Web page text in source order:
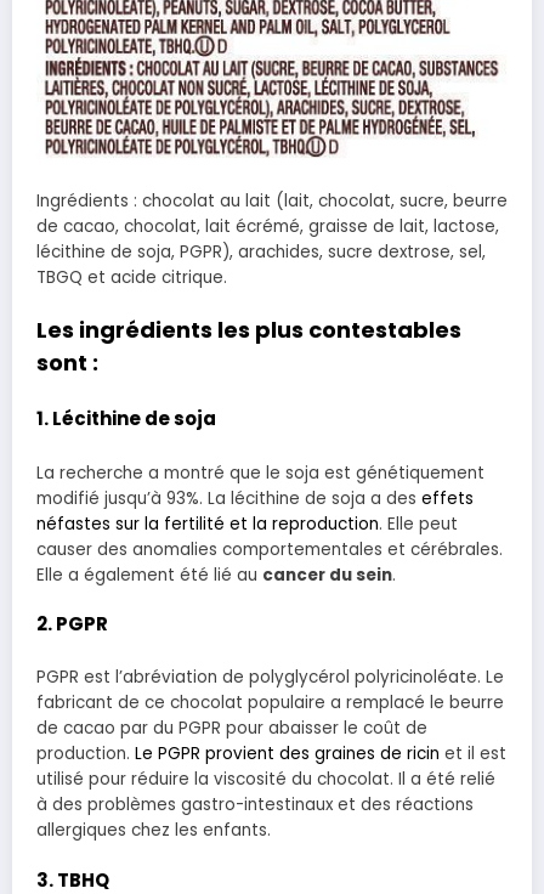
Ingrédients : chocolat au lait (lait, chocolat, sucre, beurre
de cacao, chocolat, lait écrémé, graisse de lait, lactose,
lécithine de soja, PGPR), arachides, sucre dextrose, sel,
TBGQ et acide citrique.
Les ingrédients les plus contestables
sont :
1. Lécithine de soja
La recherche a montré que le soja est génétiquement
modifié jusqu’à 93%. La lécithine de soja a des effets
néfastes sur la fertilité et la reproduction. Elle peut
causer des anomalies comportementales et cérébrales.
Elle a également été lié au cancer du sein.
2. PGPR
PGPR est l’abréviation de polyglycérol polyricinoléate. Le
fabricant de ce chocolat populaire a remplacé le beurre
de cacao par du PGPR pour abaisser le coût de
production. Le PGPR provient des graines de ricin et il est
utilisé pour réduire la viscosité du chocolat. Il a été relié
à des problèmes gastro-intestinaux et des réactions
allergiques chez les enfants.
3. TBHQ